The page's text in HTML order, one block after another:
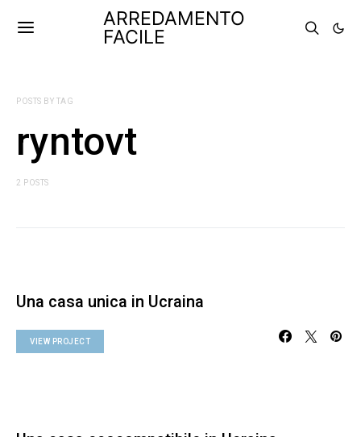
ARREDAMENTO
FACILE
POSTS BY TAG
ryntovt
2 POSTS
Una casa unica in Ucraina
VIEW PROJECT